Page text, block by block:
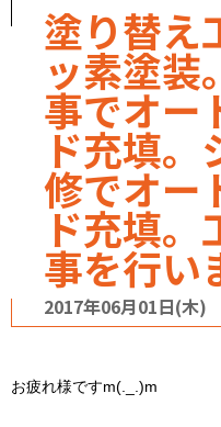
塗り替え
ッ素塗装
事でオー
ド充填
修でオー
ド充填。
事を行い
2017年06月01日(木)
お疲れ様ですm(._.)m